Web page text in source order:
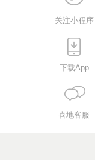
关注小程序
下载App
喜地客服